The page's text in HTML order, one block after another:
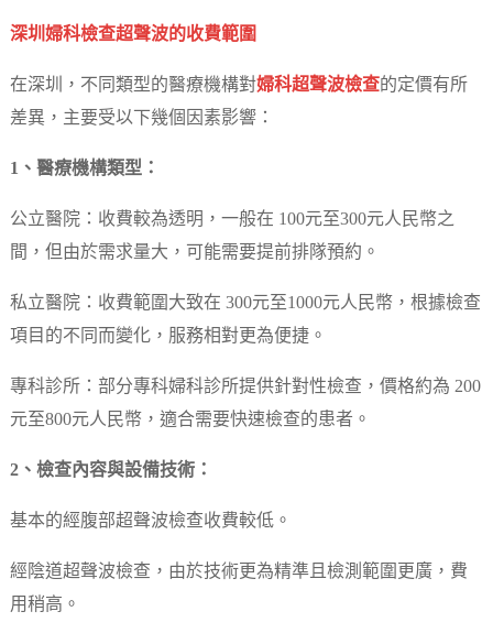
深圳婦科檢查超聲波的收費範圍
在深圳，不同類型的醫療機構對婦科超聲波檢查的定價有所
差異，主要受以下幾個因素影響：
1、醫療機構類型：
公立醫院：收費較為透明，一般在 100元至300元人民幣之
間，但由於需求量大，可能需要提前排隊預約。
私立醫院：收費範圍大致在 300元至1000元人民幣，根據檢查
項目的不同而變化，服務相對更為便捷。
專科診所：部分專科婦科診所提供針對性檢查，價格約為 200
元至800元人民幣，適合需要快速檢查的患者。
2、檢查內容與設備技術：
基本的經腹部超聲波檢查收費較低。
經陰道超聲波檢查，由於技術更為精準且檢測範圍更廣，費
用稍高。